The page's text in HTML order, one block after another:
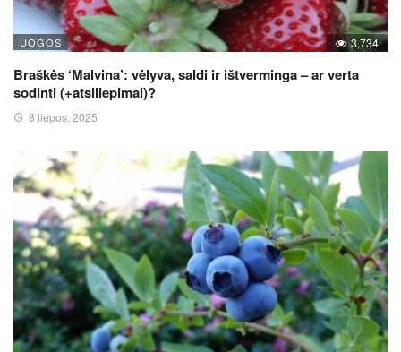
UOGOS 3,734
Braškės ‘Malvina’: vėlyva, saldi ir ištverminga – ar verta
sodinti (+atsiliepimai)?
8 liepos, 2025